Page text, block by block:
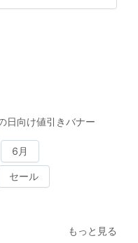
日向け値引きバナー
6月
セール
もっと見る